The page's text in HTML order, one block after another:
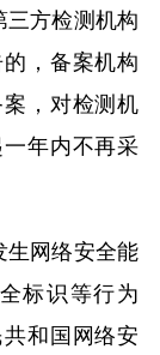
方检测机构
，备案机构
，对检测机
年内不再采
生网络安全能
标识等行为
和国网络安